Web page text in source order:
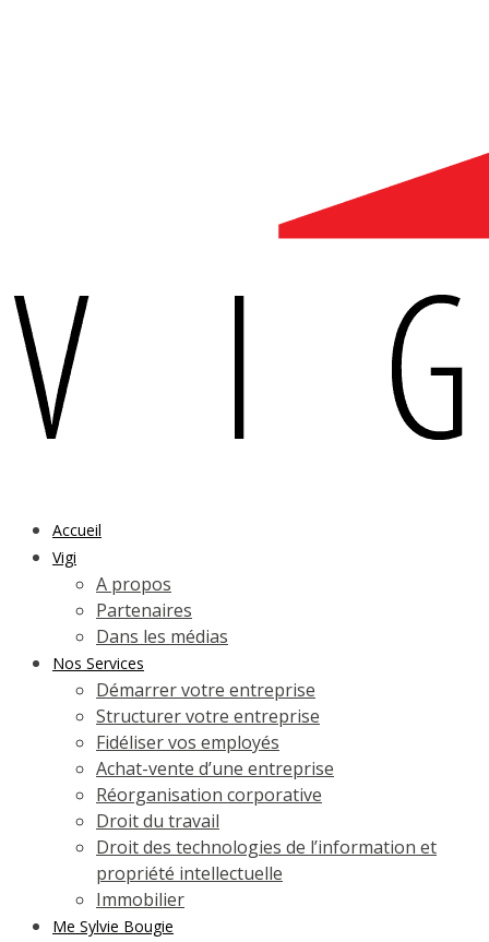
Accueil
Vigi
A propos
Partenaires
Dans les médias
Nos Services
Démarrer votre entreprise
Structurer votre entreprise
Fidéliser vos employés
Achat-vente d’une entreprise
Réorganisation corporative
Droit du travail
Droit des technologies de l’information et
propriété intellectuelle
Immobilier
Me Sylvie Bougie